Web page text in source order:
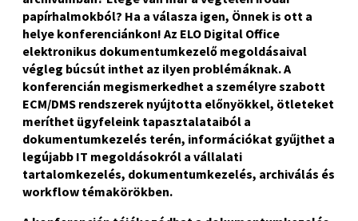
papírhalmokból? Ha a válasza igen, Önnek is ott a
helye konferenciánkon! Az ELO Digital Office
elektronikus dokumentumkezelő megoldásaival
végleg búcsút inthet az ilyen problémáknak. A
konferencián megismerkedhet a személyre szabott
ECM/DMS rendszerek nyújtotta előnyökkel, ötleteket
meríthet ügyfeleink tapasztalataiból a
dokumentumkezelés terén, információkat gyűjthet a
legújabb IT megoldásokról a vállalati
tartalomkezelés, dokumentumkezelés, archiválás és
workflow témakörökben.